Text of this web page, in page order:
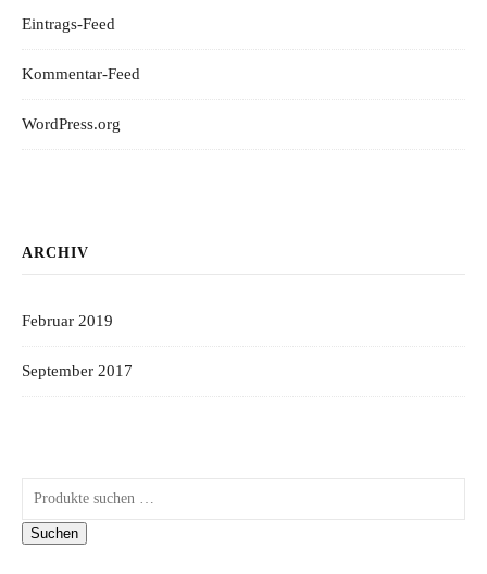
Eintrags-Feed
Kommentar-Feed
WordPress.org
ARCHIV
Februar 2019
September 2017
Suchen nach:
Suchen